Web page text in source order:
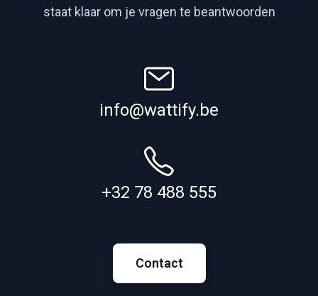
staat klaar om je vragen te beantwoorden
info@wattify.be
+32 78 488 555
Contact